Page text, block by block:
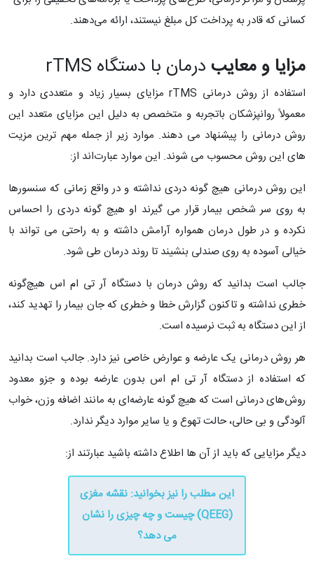
کسانی که قادر به پرداخت کل مبلغ نیستند، ارائه می‌دهند.
مزایا و معایبدرمان با دستگاه rTMS
استفاده از روش درمانی rTMS مزایای بسیار زیاد و متعددی دارد و
معمولاً روانپزشکان باتجربه و متخصص به دلیل این مزایای متعدد این
روش درمانی را پیشنهاد می ‌دهند. موارد زیر از جمله مهم ‌ترین مزیت‌
های این روش محسوب می ‌شوند. این موارد عبارت‌اند از:
این روش درمانی هیچ‌ گونه دردی نداشته و در واقع زمانی که سنسورها
به روی سر شخص بیمار قرار می ‌گیرند او هیچ‌ گونه دردی را احساس
نکرده و در طول درمان همواره آرامش داشته و به‌ راحتی می‌ تواند با
خیالی آسوده به روی صندلی بنشیند تا روند درمان طی شود.
جالب است بدانید که روش درمان با دستگاه آر تی ام اس هیچ‌گونه
خطری نداشته و تاکنون گزارش خطا و خطری که جان بیمار را تهدید کند،
از این دستگاه به ثبت نرسیده است.
هر روش درمانی یک عارضه و عوارض خاصی نیز دارد. جالب است بدانید
که استفاده از دستگاه آر تی ام اس بدون عارضه بوده و جزو معدود
روش‌های درمانی است که هیچ ‌گونه عارضه‌ای به‌ مانند اضافه‌ وزن، خواب‌
آلودگی و بی‌ حالی، حالت تهوع و یا سایر موارد دیگر ندارد.
دیگر مزایایی که باید از آن ‌ها اطلاع داشته باشید عبارتند از:
این مطلب را نیز بخوانید: نقشه مغزی
(QEEG) چیست و چه چیزی را نشان
می دهد؟